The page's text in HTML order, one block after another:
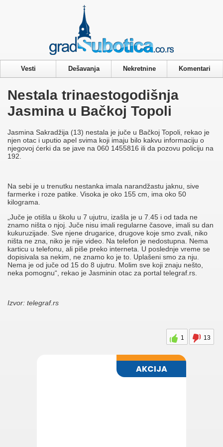
Vesti Dešavanja Nekretnine Komentari
Nestala trinaestogodišnja
Jasmina u Bačkoj Topoli
Jasmina Sakradžija (13) nestala je juče u Bačkoj Topoli, rekao je
njen otac i uputio apel svima koji imaju bilo kakvu informaciju o
njegovoj ćerki da se jave na 060 1455816 ili da pozovu policiju na
192.
Na sebi je u trenutku nestanka imala narandžastu jaknu, sive
farmerke i roze patike. Visoka je oko 155 cm, ima oko 50
kilograma.
„Juče je otišla u školu u 7 ujutru, izašla je u 7.45 i od tada ne
znamo ništa o njoj. Juče nisu imali regularne časove, imali su dan
kukuruzijade. Sve njene drugarice, drugove koje smo zvali, niko
ništa ne zna, niko je nije video. Na telefon je nedostupna. Nema
karticu u telefonu, ali piše preko interneta. U poslednje vreme se
dopisivala sa nekim, ne znamo ko je to. Uplašeni smo za nju.
Nema je od juče od 15 do 8 ujutru. Molim sve koji znaju nešto,
neka pomognu“, rekao je Jasminin otac za portal telegraf.rs.
Izvor: telegraf.rs
1 13
Privacy & Cookies Policy